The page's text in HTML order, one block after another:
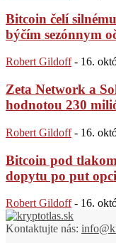
Bitcoin čelí
býčím sezónnym
Robert Gildoff - 16.
Zeta Network a
hodnotou 230
Robert Gildoff - 16.
Bitcoin pod
dopytu po put
Robert Gildoff - 16.
Kontaktujte nás: